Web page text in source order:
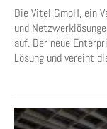
Die Vitel GmbH, ein
und
auf. Der neue
Lösung und vereint